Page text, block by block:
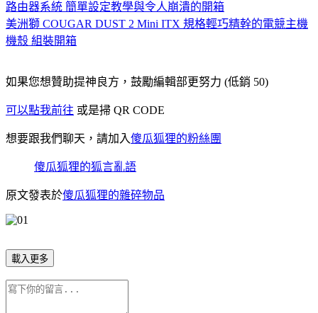
路由器系統 簡單設定教學與令人崩潰的開箱
美洲獅 COUGAR DUST 2 Mini ITX 規格輕巧精幹的電競主機
機殼 組裝開箱
如果您想贊助提神良方，鼓勵編輯部更努力 (低銷 50)
可以點我前往 或是掃 QR CODE
想要跟我們聊天，請加入傻瓜狐狸的粉絲團
傻瓜狐狸的狐言亂語
原文發表於傻瓜狐狸的雜碎物品
載入更多